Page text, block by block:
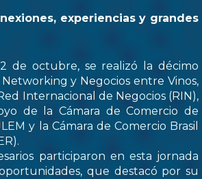
experiencias y grandes
de octubre, se realizó la décimo
y Negocios entre Vinos,
Internacional de Negocios (RIN),
de la Cámara de Comercio de
y la Cámara de Comercio Brasil
participaron en esta jornada
que destacó por su